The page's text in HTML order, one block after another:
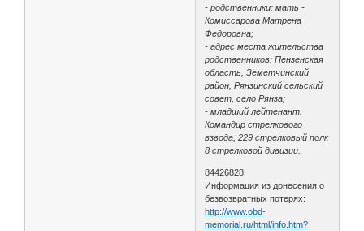
- родственники: мать -
Комиссарова Матрена
Федоровна;
- адрес места жительства
родственников: Пензенская
область, Земетчинский
район, Рянзинский сельский
совет, село Рянза;
- младший лейтенант.
Командир стрелкового
взвода, 229 стрелковый полк
8 стрелковой дивизии.
84426828
Информация из донесения о
безвозвратных потерях:
http://www.obd-
memorial.ru/html/info.htm?